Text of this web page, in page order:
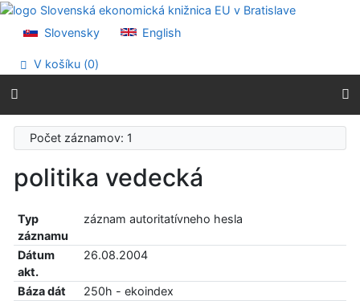
Prejsť na obsah
Prehlásenie o webovej prístupnosti
Slovensky English
V košíku (0)
Počet záznamov: 1
politika vedecká
Typ
záznamu
záznam autoritatívneho hesla
Dátum
akt.
26.08.2004
Báza dát
250h - ekoindex